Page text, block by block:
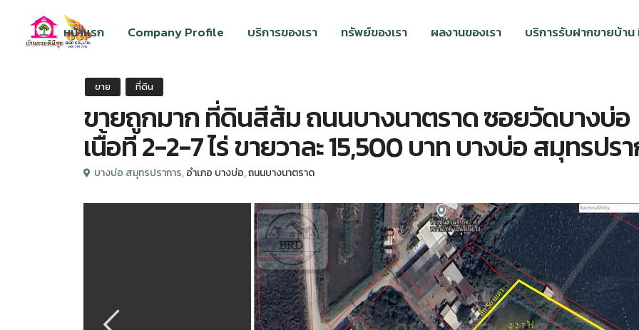
หน้าแรก Company Profile บริการของเรา ทรัพย์ของเรา ผลงานของเรา บริการรับฝากขายบ้าน
ขาย ที่ดิน
ขายถูกมาก ที่ดินสีส้ม ถนนบางนาตราด ซอยวัดบางบ่อ
เนื้อที่ 2-2-7 ไร่ ขายวาละ 15,500 บาท บางบ่อ สมุทรปร
บางบ่อ สมุทรปราการ,อำเภอ บางบ่อ,ถนนบางนาตราด